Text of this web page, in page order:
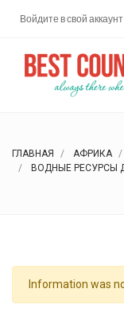
Войдите в свой аккаунт
ГЛАВНАЯ АФРИКА
ВОДНЫЕ РЕСУРСЫ
Information was